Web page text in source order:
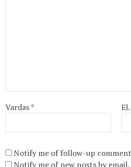
Vardas*
Notify me of follow-up
Notify me of new posts by email.